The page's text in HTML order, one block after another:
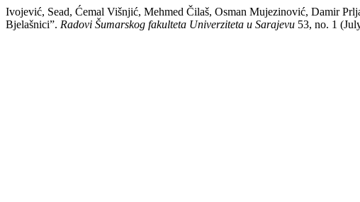
Ivojević, Sead, Ćemal Višnjić, Mehmed Čilaš, Osman Mujezinović, Damir
Bjelašnici”. Radovi Šumarskog fakulteta Univerziteta u Sarajevu 53, no. 1